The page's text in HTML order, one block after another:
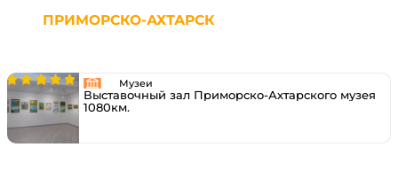
ПРИМОРСКО-АХТАРСК
Музеи
Выставочный зал Приморско-Ахтарского музея
1080км.